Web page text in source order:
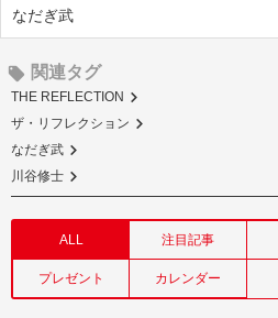
なだぎ武
関連タグ
THE REFLECTION
ザ・リフレクション
なだぎ武
川谷修士
ALL 注目記事
プレゼント カレンダー